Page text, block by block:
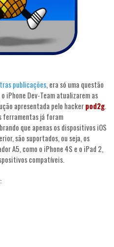
publicações, era só uma questão
iPhone Dev-Team atualizarem as
apresentada pelo hackerpod2g.
ferramentas já foram
que apenas os dispositivos iOS
são suportados, ou seja, os
A5, como o iPhone 4S e o iPad 2,
compatíveis.